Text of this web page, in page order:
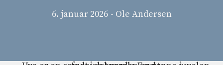
6. januar 2026 - Ole Andersen